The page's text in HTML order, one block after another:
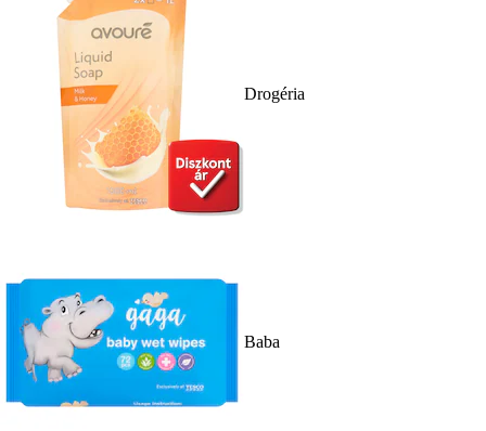
Drogéria
Baba